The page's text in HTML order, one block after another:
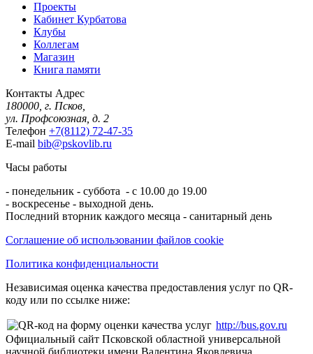
Проекты
Кабинет Курбатова
Клубы
Коллегам
Магазин
Книга памяти
Контакты Адрес
180000, г. Псков,
ул. Профсоюзная, д. 2
Телефон +7(8112) 72-47-35
E-mail bib@pskovlib.ru
Часы работы
- понедельник - суббота - с 10.00 до 19.00
- воскресенье - выходной день.
Последний вторник каждого месяца - санитарный день
Соглашение об использовании файлов cookie
Политика конфиденциальности
Независимая оценка качества предоставления услуг по QR-
коду или по ссылке ниже:
http://bus.gov.ru
Официальный сайт Псковской областной универсальной